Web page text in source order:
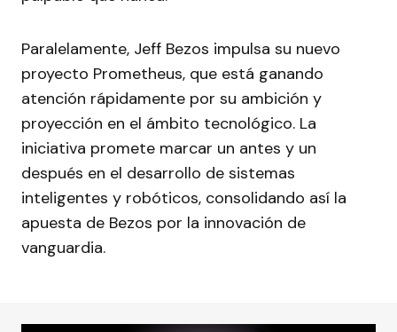
Paralelamente, Jeff Bezos impulsa su nuevo
proyecto Prometheus, que está ganando
atención rápidamente por su ambición y
proyección en el ámbito tecnológico. La
iniciativa promete marcar un antes y un
después en el desarrollo de sistemas
inteligentes y robóticos, consolidando así la
apuesta de Bezos por la innovación de
vanguardia.